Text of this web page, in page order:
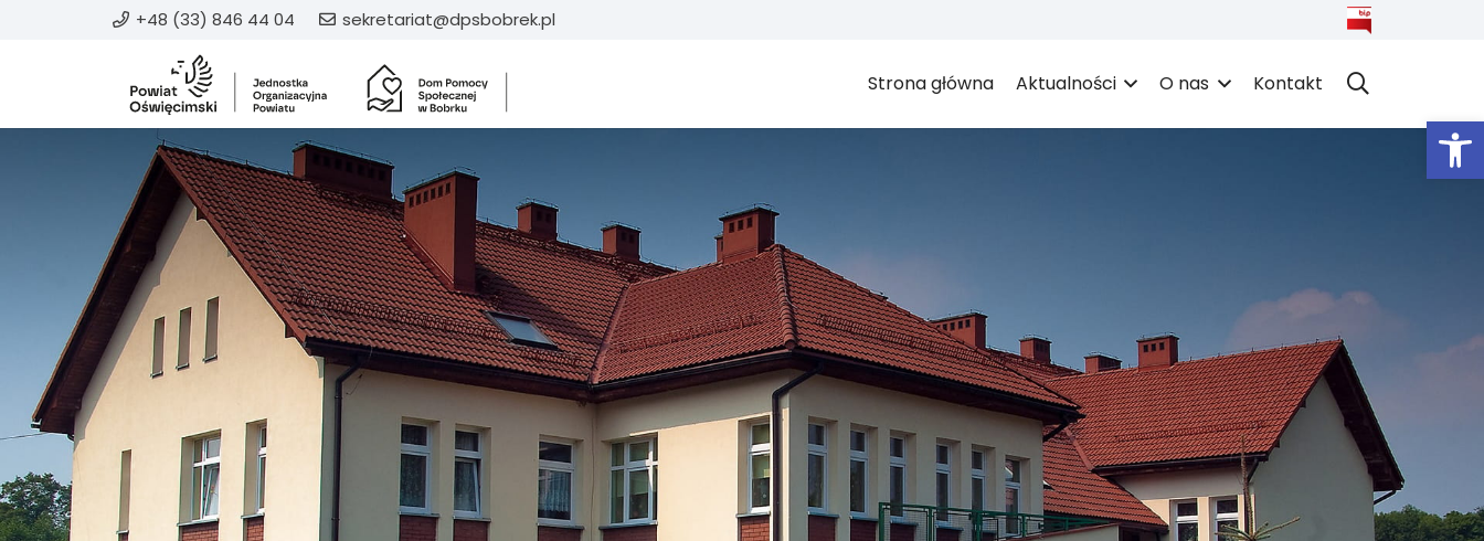
+48 (33) 846 44 04 sekretariat@dpsbobrek.pl
Strona główna Aktualności O nas Kontakt